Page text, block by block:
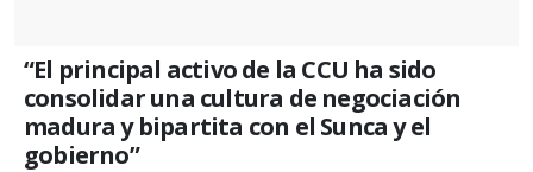
“El principal activo de la CCU ha sido
consolidar una cultura de negociación
madura y bipartita con el Sunca y el
gobierno”